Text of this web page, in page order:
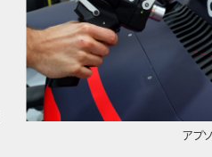
アブ